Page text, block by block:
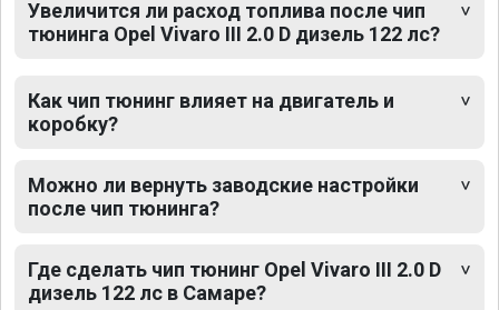
Увеличится ли расход топлива после чип
тюнинга Opel Vivaro III 2.0 D дизель 122 лс?
Как чип тюнинг влияет на двигатель и
коробку?
Можно ли вернуть заводские настройки
после чип тюнинга?
Где сделать чип тюнинг Opel Vivaro III 2.0 D
дизель 122 лс в Самаре?